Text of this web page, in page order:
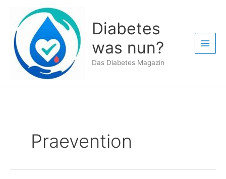
springen
Diabetes
was nun?
Das Diabetes Magazin
Praevention